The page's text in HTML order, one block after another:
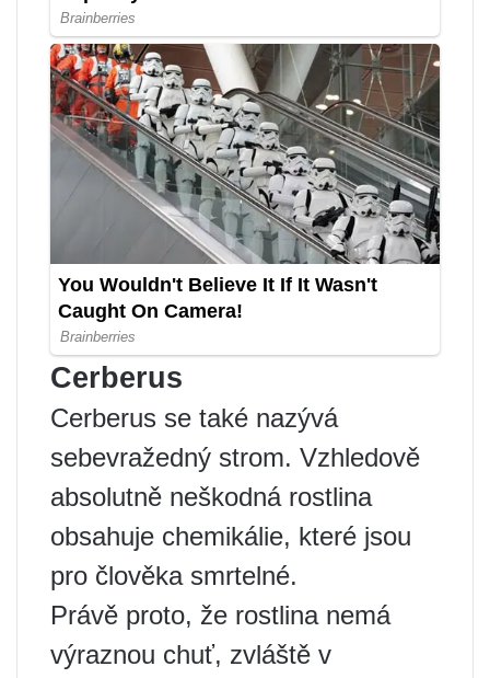
Cerberus
Cerberus se také nazývá
sebevražedný strom. Vzhledově
absolutně neškodná rostlina
obsahuje chemikálie, které jsou
pro člověka smrtelné.
Právě proto, že rostlina nemá
výraznou chuť, zvláště v